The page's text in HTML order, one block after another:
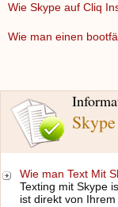
Skype
Wie man Text Mit
Texting mit Skype
ist direkt von
Wie Skype auf Cliq
Wie man einen